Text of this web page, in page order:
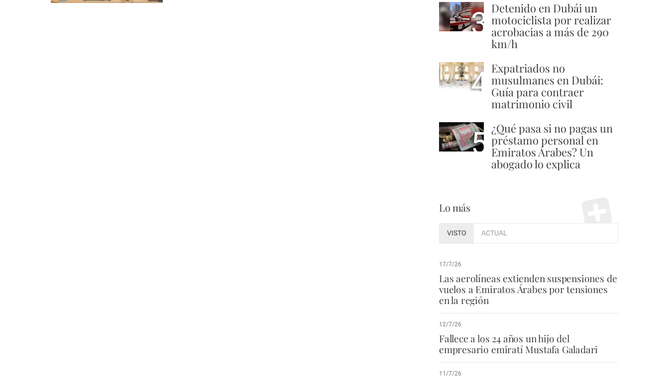
3 Detenido en Dubái un
motociclista por realizar
acrobacias a más de 290
km/h
4 Expatriados no
musulmanes en Dubái:
Guía para contraer
matrimonio civil
5 ¿Qué pasa si no pagas un
préstamo personal en
Emiratos Árabes? Un
abogado lo explica
Lo más
VISTO ACTUAL
17/7/26
Las aerolíneas extienden suspensiones de
vuelos a Emiratos Árabes por tensiones
en la región
12/7/26
Fallece a los 24 años un hijo del
empresario emiratí Mustafa Galadari
11/7/26